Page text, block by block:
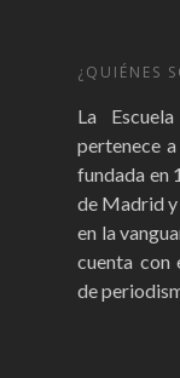
¿QUIÉNES
La
pertenece
fundada en
de Madrid y
en la
cuenta con
de